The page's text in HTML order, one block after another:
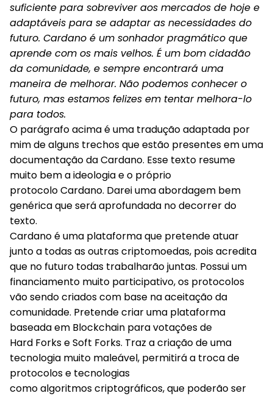
suficiente para sobreviver aos mercados de hoje e
adaptáveis para se adaptar as necessidades do
futuro. Cardano é um sonhador pragmático que
aprende com os mais velhos. É um bom cidadão
da comunidade, e sempre encontrará uma
maneira de melhorar. Não podemos conhecer o
futuro, mas estamos felizes em tentar melhora-lo
para todos.
O parágrafo acima é uma tradução adaptada por
mim de alguns trechos que estão presentes em uma
documentação da Cardano. Esse texto resume
muito bem a ideologia e o próprio
protocolo Cardano. Darei uma abordagem bem
genérica que será aprofundada no decorrer do
texto.
Cardano é uma plataforma que pretende atuar
junto a todas as outras criptomoedas, pois acredita
que no futuro todas trabalharão juntas. Possui um
financiamento muito participativo, os protocolos
vão sendo criados com base na aceitação da
comunidade. Pretende criar uma plataforma
baseada em Blockchain para votações de
Hard Forks e Soft Forks. Traz a criação de uma
tecnologia muito maleável, permitirá a troca de
protocolos e tecnologias
como algoritmos criptográficos, que poderão ser